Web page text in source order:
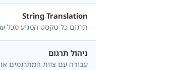
String Translation
תרגום כל טקסט המגיע מכל
ניהול תרגום
עבודה עם צוות המתרגמים